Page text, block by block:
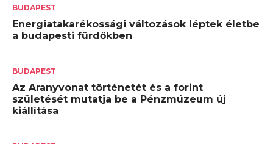
BUDAPEST
Energiatakarékossági változások léptek életbe
a budapesti fürdőkben
BUDAPEST
Az Aranyvonat történetét és a forint
születését mutatja be a Pénzmúzeum új
kiállítása